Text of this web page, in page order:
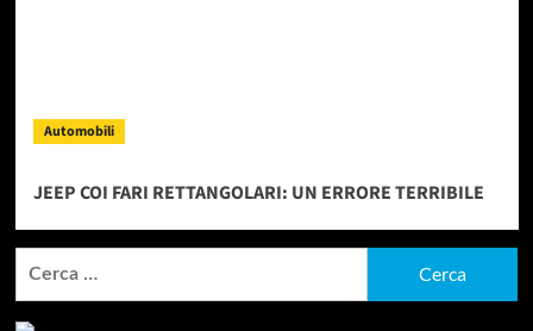
Automobili
JEEP COI FARI RETTANGOLARI: UN ERRORE TERRIBILE